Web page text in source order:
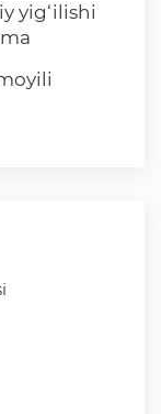
yig‘ilishi